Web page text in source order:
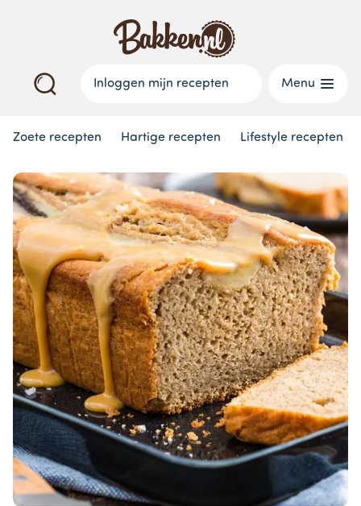
Inloggen mijn recepten Menu
Zoete recepten Hartige recepten Lifestyle recepten